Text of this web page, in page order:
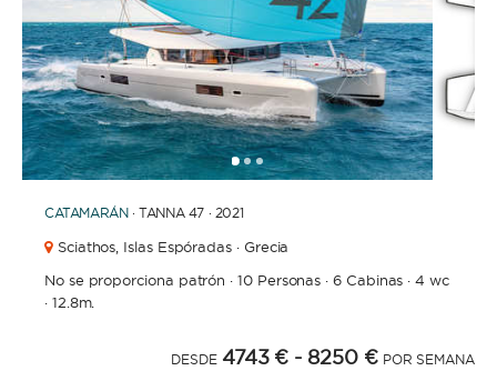
123
CATAMARÁN · TANNA 47 · 2021
Sciathos, Islas Espóradas · Grecia
No se proporciona patrón ·10 Personas ·6 Cabinas ·4 wc
· 12.8m.
DESDE 4743 € - 8250 € POR SEMANA